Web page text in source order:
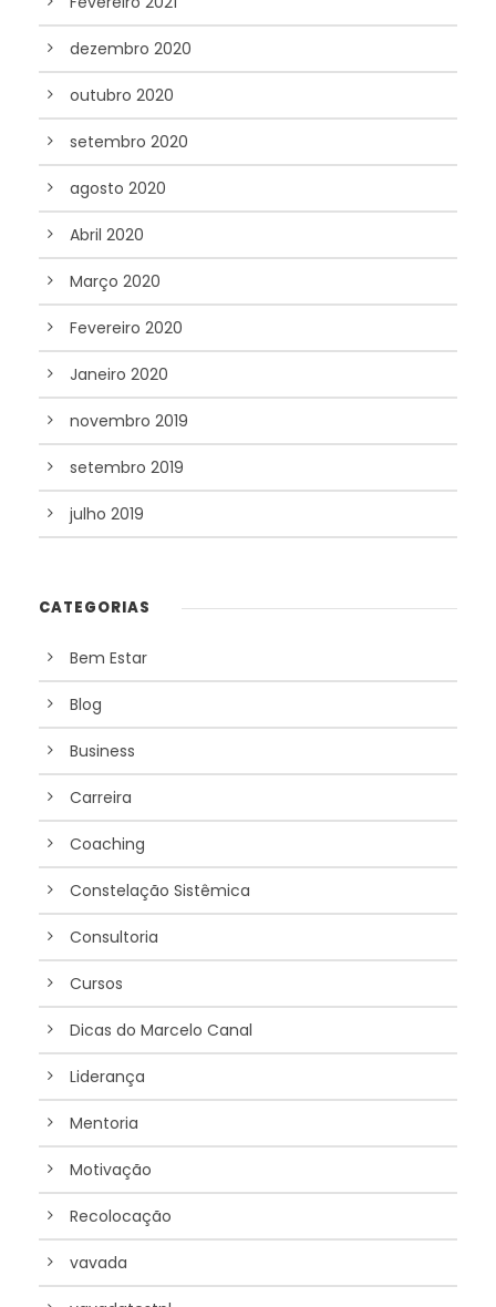
dezembro 2020
outubro 2020
setembro 2020
agosto 2020
Abril 2020
Março 2020
Fevereiro 2020
Janeiro 2020
novembro 2019
setembro 2019
julho 2019
CATEGORIAS
Bem Estar
Blog
Business
Carreira
Coaching
Constelação Sistêmica
Consultoria
Cursos
Dicas do Marcelo Canal
Liderança
Mentoria
Motivação
Recolocação
vavada